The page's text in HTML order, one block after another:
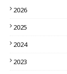
2026
2025
2024
2023